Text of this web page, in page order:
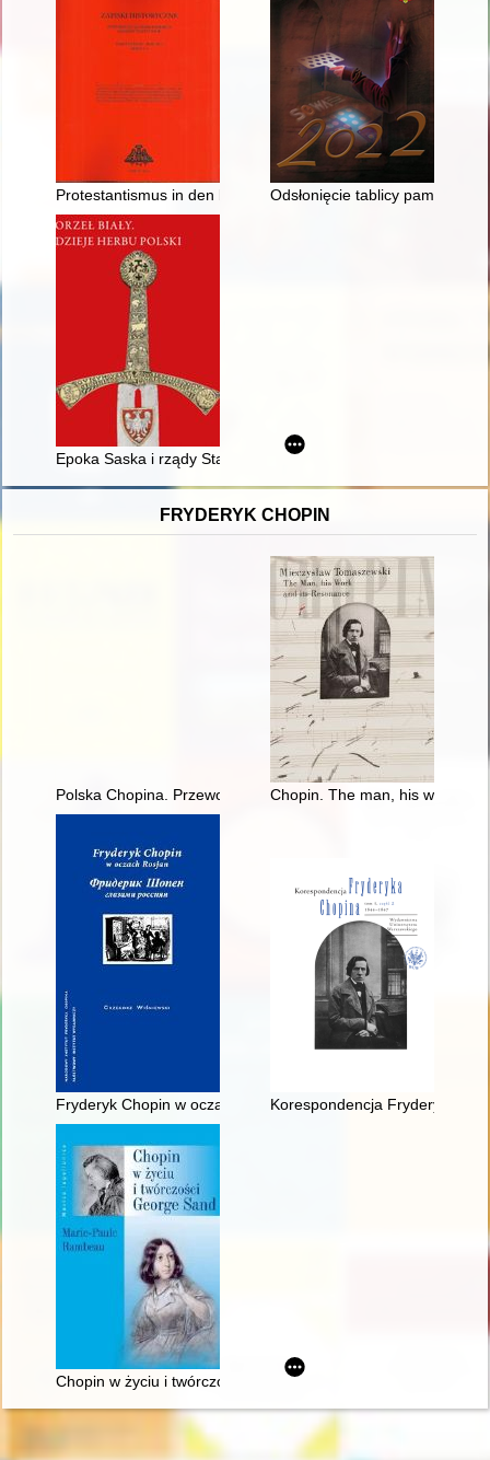
Protestantismus in den baltischen Landen und in Litauen -
Odsłonięcie tablicy
Epoka Saska i rządy Stanisława Augusta (1697-1795)
FRYDERYK CHOPIN
Polska Chopina. Przewodnik po miejscach związanych z
Chopin. The man, his work
Fryderyk Chopin w oczach Rosjan. Antologia. Friderik źopen
Korespondencja Fryderyka
Chopin w życiu i twórczości George Sand